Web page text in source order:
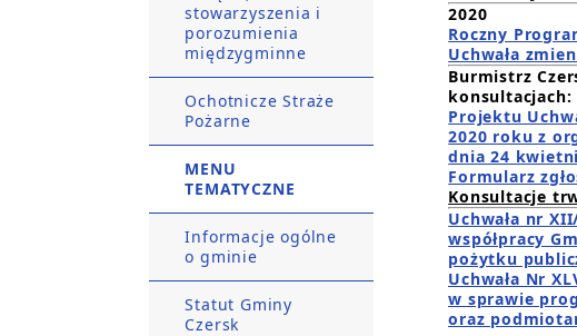
stowarzyszenia i
porozumienia
międzygminne
Ochotnicze Straże
Pożarne
MENU
TEMATYCZNE
Informacje ogólne
o gminie
Statut Gminy
Czersk
2020
Roczny
Uchwała
Burmistrz
konsultacjach:
Projektu
2020 roku z
dnia 24
Formularz
Konsultacje
Uchwała nr
współpracy
pożytku
Uchwała Nr
w sprawie
oraz